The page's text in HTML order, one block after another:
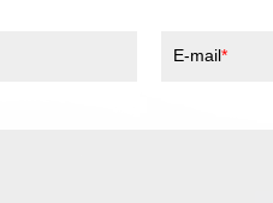
E-mail